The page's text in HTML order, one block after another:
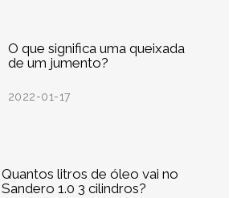
O que significa uma queixada
de um jumento?
2022-01-17
Quantos litros de óleo vai no
Sandero 1.0 3 cilindros?